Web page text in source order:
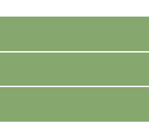
pelo aparato
– após
de alta repressão.
três casos que julgo
como entrevistas,